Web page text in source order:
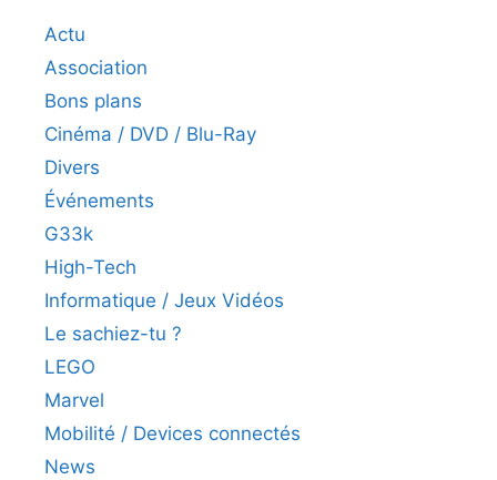
Actu
Association
Bons plans
Cinéma / DVD / Blu-Ray
Divers
Événements
G33k
High-Tech
Informatique / Jeux Vidéos
Le sachiez-tu ?
LEGO
Marvel
Mobilité / Devices connectés
News